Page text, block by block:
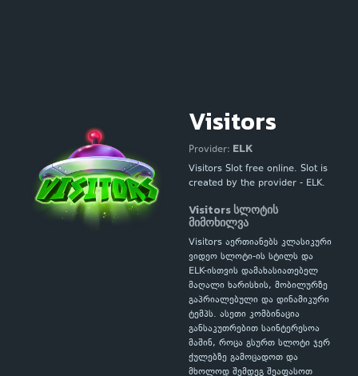
Visitors
Provider: ELK
Visitors Slot free online. Slot is
created by the provider - ELK.
Visitors სლოტის
მიმოხილვა
Visitors აერთიანებს კლასიკური
ვიდეო სლოტი-ის სტილს და
ELK-ისთვის დამახასიათებელ
მაღალი ხარისხის, მობილურზე
გაპრიალებული და დინამიკური
ტემპს. ასეთი კომბინაცია
განსაკუთრებით საინტერესოა
მაშინ, როცა გსურთ სლოტი ჯერ
ქულებზე გამოცადოთ და
მხოლოდ შემდეგ შეაფასოთ